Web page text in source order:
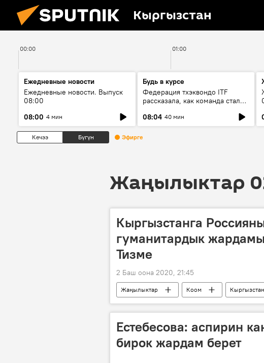
Кыргызстан
00:00 01:00
Ежедневные новости
Ежедневные новости. Выпуск
08:00
08:00 4 мин
Будь в курсе
Федерация тхэквондо ITF
рассказала, как команда стала
08:04 40 мин
Кечээ Бүгүн Эфирге
Жаңылыктар
Кыргызстанга
гуманитардык
Тизме
2 Баш оона 2020, 21:45
Жаңылыктар Коом Кыргызстан
Медициналык жабдуу
Коронавируска
Естебесова: аспирин
бирок жардам берет